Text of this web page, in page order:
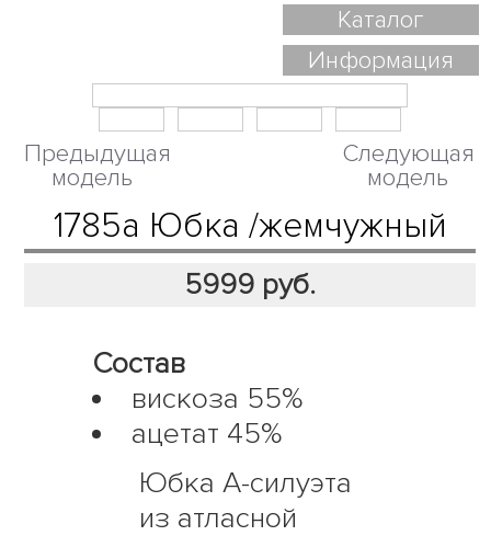
Каталог
Информация
Предыдущая
модель
Следующая
модель
1785а Юбка /жемчужный
5999 руб.
Состав
вискоза 55%
ацетат 45%
Юбка А-силуэта
из атласной